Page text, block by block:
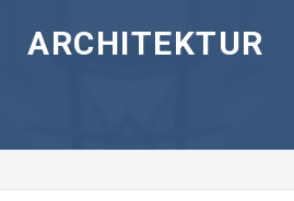
ARCHITEKTUR